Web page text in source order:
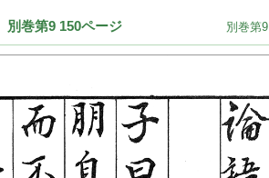
別巻第9 150ページ